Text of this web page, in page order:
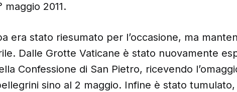
maggio 2011.
era stato riesumato per l’occasione, ma
Dalle Grotte Vaticane è stato nuovamente
Confessione di San Pietro, ricevendo
sino al 2 maggio. Infine è stato